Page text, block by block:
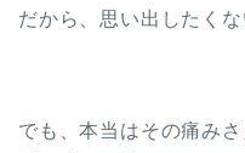
だから、思い出したく
でも、本当はその痛み